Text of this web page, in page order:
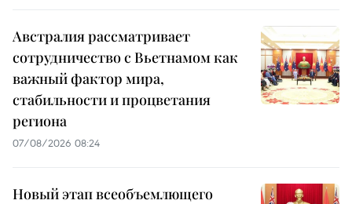
Австралия рассматривает
сотрудничество с Вьетнамом как
важный фактор мира,
стабильности и процветания
региона
07/08/2026 08:24
Новый этап всеобъемлющего